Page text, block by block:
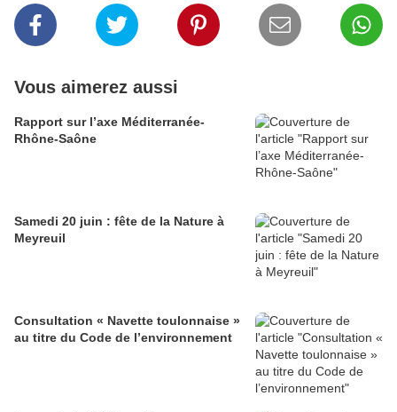
Vous aimerez aussi
Rapport sur l’axe Méditerranée-
Rhône-Saône
Samedi 20 juin : fête de la Nature à
Meyreuil
Consultation « Navette toulonnaise »
au titre du Code de l’environnement